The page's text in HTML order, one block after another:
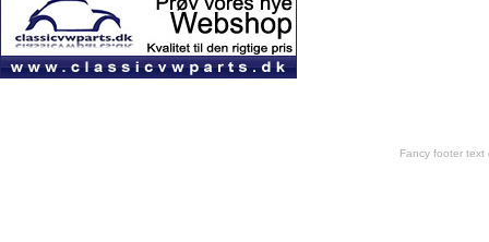
Fancy footer